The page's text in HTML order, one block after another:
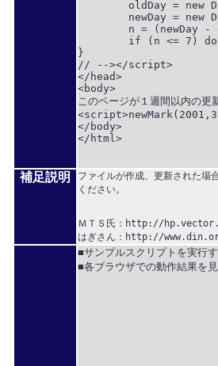
}
// --></script>
</head>
<body>
このページが１週間以内の更
</body>
</html>
補足説明
ファイルが作成、更新された場
ください。
ＭＴＳ氏：http://
■サンプルスクリプトを実行
■各ブラウザでの動作結果を